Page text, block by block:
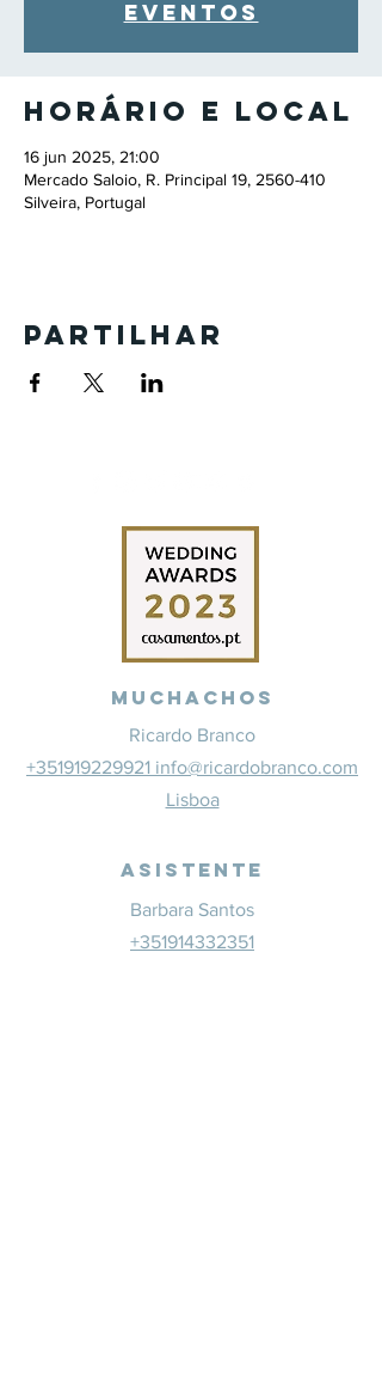
eventos
Horário e local
16 jun 2025, 21:00
Mercado Saloio, R. Principal 19, 2560-410
Silveira, Portugal
Partilhar
Muchachos
Ricardo Branco
+351919229921 info@ricardobranco.com
Lisboa
Asistente
Barbara Santos
+351914332351